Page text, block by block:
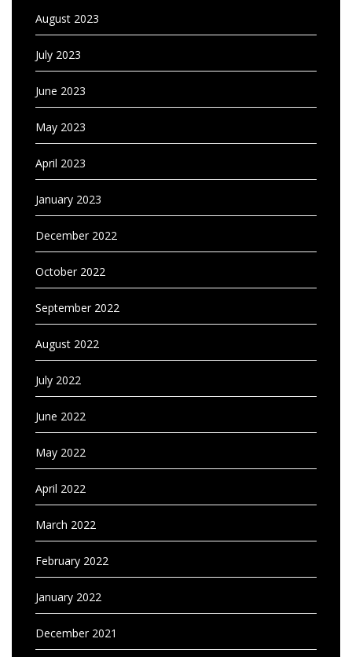
August 2023
July 2023
June 2023
May 2023
April 2023
January 2023
December 2022
October 2022
September 2022
August 2022
July 2022
June 2022
May 2022
April 2022
March 2022
February 2022
January 2022
December 2021